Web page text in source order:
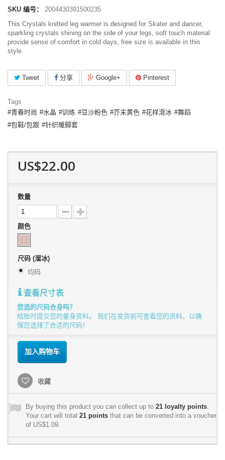
SKU 编号：
2004430391500235
This Crystals knitted leg warmer is designed for Skater and dancer,
sparkling crystals shining on the side of your legs, soft touch material
provide sense of comfort in cold days, free size is available in this
style.
Tweet 分享 Google+ Pinterest
Tags
青春时尚
水晶 训练 豆沙粉色 芥末黄色 花样滑冰
舞蹈
包鞋/包跟
针织暖脚套
US$22.00
数量
颜色
尺码 (溜冰)
均码
查看尺寸表
您选的尺码合身吗？
结账时提交您的量身资料。 我们在发货前可查看您的资料，以确
保您选择了合适的尺码！
加入购物车
收藏
By buying this product you can collect up to 21 loyalty points
Your cart will total 21 points that can be converted into a voucher
of US$1.09